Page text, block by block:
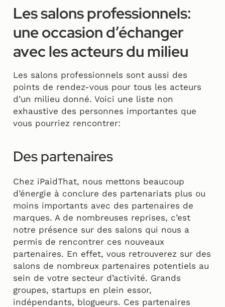
Les salons professionnels:
une occasion d’échanger
avec les acteurs du milieu
Les salons professionnels sont aussi des
points de rendez-vous pour tous les acteurs
d’un milieu donné. Voici une liste non
exhaustive des personnes importantes que
vous pourriez rencontrer:
Des partenaires
Chez iPaidThat, nous mettons beaucoup
d’énergie à conclure des partenariats plus ou
moins importants avec des partenaires de
marques. A de nombreuses reprises, c’est
notre présence sur des salons qui nous a
permis de rencontrer ces nouveaux
partenaires. En effet, vous retrouverez sur des
salons de nombreux partenaires potentiels au
sein de votre secteur d’activité. Grands
groupes, startups en plein essor,
indépendants, blogueurs. Ces partenaires